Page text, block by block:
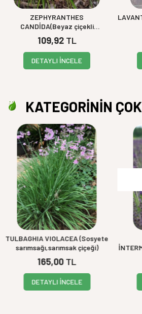
ZEPHYRANTHES
CANDİDA(Beyaz çiçekli
zıpçıktı)BİTKİSİ
109,92TL
DETAYLI İNCELE
KATEGORİNİN
TULBAGHIA VIOLACEA (Sosyete
sarımsağı,sarımsak çiçeği)
165,00TL
DETAYLI İNCELE